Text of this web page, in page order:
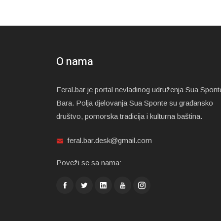
O nama
Feral.bar je portal nevladinog udruženja Sua
Bara. Polja djelovanja Sua Sponte su građansko
društvo, pomorska tradicija i kulturna baština.
feral.bar.desk@gmail.com
Poveži se sa nama: